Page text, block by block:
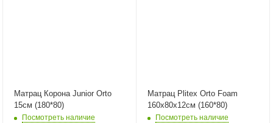
Матрац Корона Junior Orto
15см (180*80)
Посмотреть наличие
Матрац Plitex Orto Foam
160х80х12см (160*80)
Посмотреть наличие